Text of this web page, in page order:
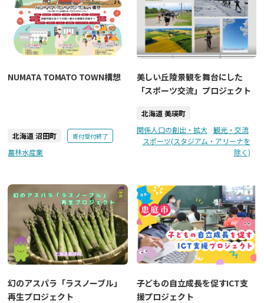
NUMATA TOMATO TOWN構想
北海道 沼田町 寄付受付終了
農林水産業
美しい丘陵景観を舞台にした
「スポーツ交流」プロジェクト
北海道 美瑛町
関係人口の創出・拡大
観光・交流
スポーツ(スタジアム・アリーナを
除く)
幻のアスパラ「ラスノーブル」
再生プロジェクト
子どもの自立成長を促すICT支
援プロジェクト